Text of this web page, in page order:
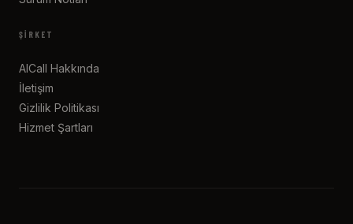
ŞIRKET
AICall Hakkında
İletişim
Gizlilik Politikası
Hizmet Şartları